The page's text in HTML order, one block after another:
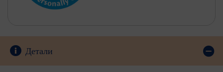
Детали